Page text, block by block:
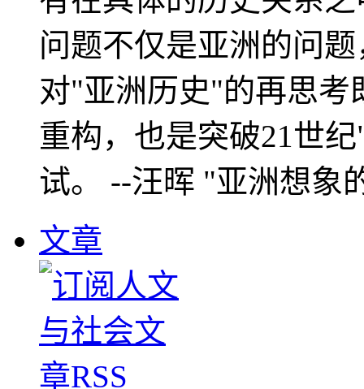
问题不仅是亚洲的问
对"亚洲历史"的再思考
重构，也是突破21世
试。 --汪晖 "亚洲想象
文章